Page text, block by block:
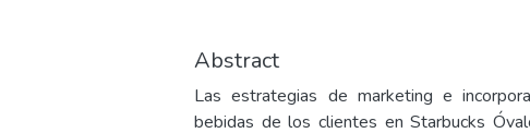
Abstract
Las estrategias de marketing e
bebidas de los clientes en Starbucks